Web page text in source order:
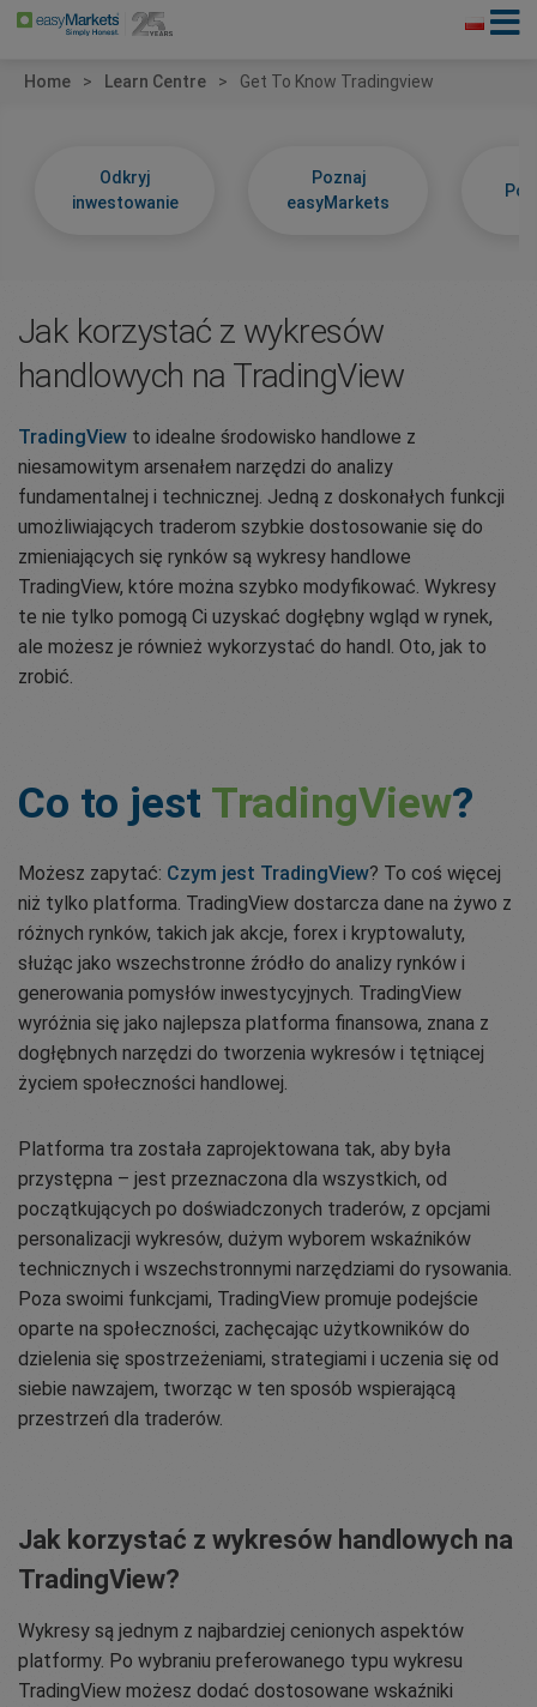
Home Learn Centre Get To Know Tradingview
Odkryj
inwestowanie
Poznaj
easyMarkets
Jak korzystać z wykresów
handlowych na TradingView
TradingView to idealne środowisko handlowe z
niesamowitym arsenałem narzędzi do analizy
fundamentalnej i technicznej. Jedną z doskonałych funkcji
umożliwiających traderom szybkie dostosowanie się do
zmieniających się rynków są wykresy handlowe
TradingView, które można szybko modyfikować. Wykresy
te nie tylko pomogą Ci uzyskać dogłębny wgląd w rynek,
ale możesz je również wykorzystać do handl. Oto, jak to
zrobić.
Co to jest TradingView?
Możesz zapytać: Czym jest TradingView? To coś więcej
niż tylko platforma. TradingView dostarcza dane na żywo z
różnych rynków, takich jak akcje, forex i kryptowaluty,
służąc jako wszechstronne źródło do analizy rynków i
generowania pomysłów inwestycyjnych. TradingView
wyróżnia się jako najlepsza platforma finansowa, znana z
dogłębnych narzędzi do tworzenia wykresów i tętniącej
życiem społeczności handlowej.
Platforma tra została zaprojektowana tak, aby była
przystępna – jest przeznaczona dla wszystkich, od
początkujących po doświadczonych traderów, z opcjami
personalizacji wykresów, dużym wyborem wskaźników
technicznych i wszechstronnymi narzędziami do rysowania.
Poza swoimi funkcjami, TradingView promuje podejście
oparte na społeczności, zachęcając użytkowników do
dzielenia się spostrzeżeniami, strategiami i uczenia się od
siebie nawzajem, tworząc w ten sposób wspierającą
przestrzeń dla traderów.
Jak korzystać z wykresów handlowych na
TradingView?
Wykresy są jednym z najbardziej cenionych aspektów
platformy. Po wybraniu preferowanego typu wykresu
TradingView możesz dodać dostosowane wskaźniki